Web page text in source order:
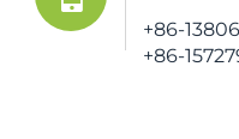
+86-
+86-